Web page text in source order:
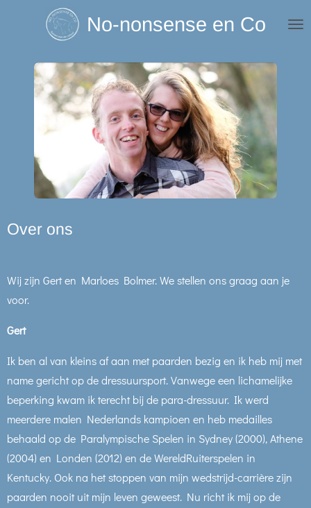
hoofdinhoud
No-nonsense en Co
Over ons
Wij zijn Gert en Marloes Bolmer. We stellen ons graag aan je
voor.
Gert
Ik ben al van kleins af aan met paarden bezig en ik heb mij met
name gericht op de dressuursport. Vanwege een lichamelijke
beperking kwam ik terecht bij de para-dressuur. Ik werd
meerdere malen Nederlands kampioen en heb medailles
behaald op de Paralympische Spelen in Sydney (2000), Athene
(2004) en Londen (2012) en de WereldRuiterspelen in
Kentucky. Ook na het stoppen van mijn wedstrijd-carrière zijn
paarden nooit uit mijn leven geweest. Nu richt ik mij op de